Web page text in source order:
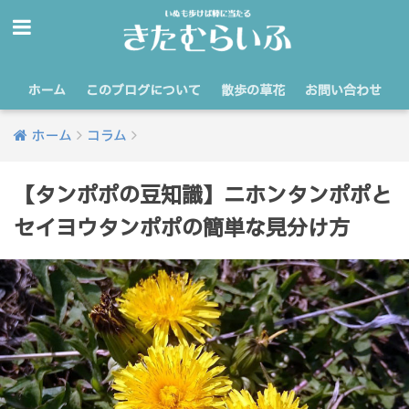
ホーム このブログについて 散歩の草花 お問い合わせ
ホーム コラム
【タンポポの豆知識】ニホンタンポポと
セイヨウタンポポの簡単な見分け方